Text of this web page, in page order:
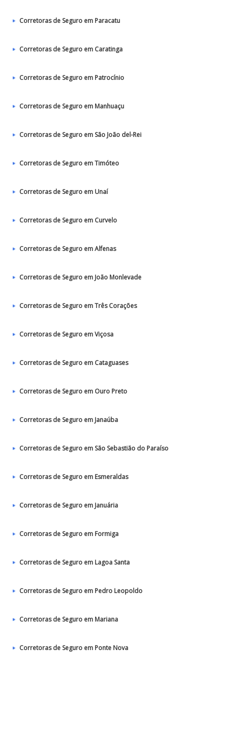
Corretoras de Seguro em Paracatu
Corretoras de Seguro em Caratinga
Corretoras de Seguro em Patrocínio
Corretoras de Seguro em Manhuaçu
Corretoras de Seguro em São João del-Rei
Corretoras de Seguro em Timóteo
Corretoras de Seguro em Unaí
Corretoras de Seguro em Curvelo
Corretoras de Seguro em Alfenas
Corretoras de Seguro em João Monlevade
Corretoras de Seguro em Três Corações
Corretoras de Seguro em Viçosa
Corretoras de Seguro em Cataguases
Corretoras de Seguro em Ouro Preto
Corretoras de Seguro em Janaúba
Corretoras de Seguro em São Sebastião do Paraíso
Corretoras de Seguro em Esmeraldas
Corretoras de Seguro em Januária
Corretoras de Seguro em Formiga
Corretoras de Seguro em Lagoa Santa
Corretoras de Seguro em Pedro Leopoldo
Corretoras de Seguro em Mariana
Corretoras de Seguro em Ponte Nova